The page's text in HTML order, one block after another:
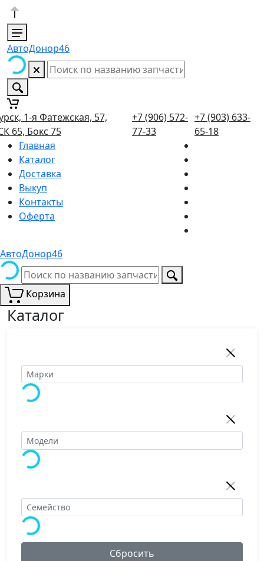
АвтоДонор46
1-я Фатежская, 57,
65, Бокс 75
+7 (906) 572-
77-33
+7 (903) 633-
65-18
Главная
Каталог
Доставка
Выкуп
Контакты
Оферта
АвтоДонор46
Корзина
Каталог
Сбросить